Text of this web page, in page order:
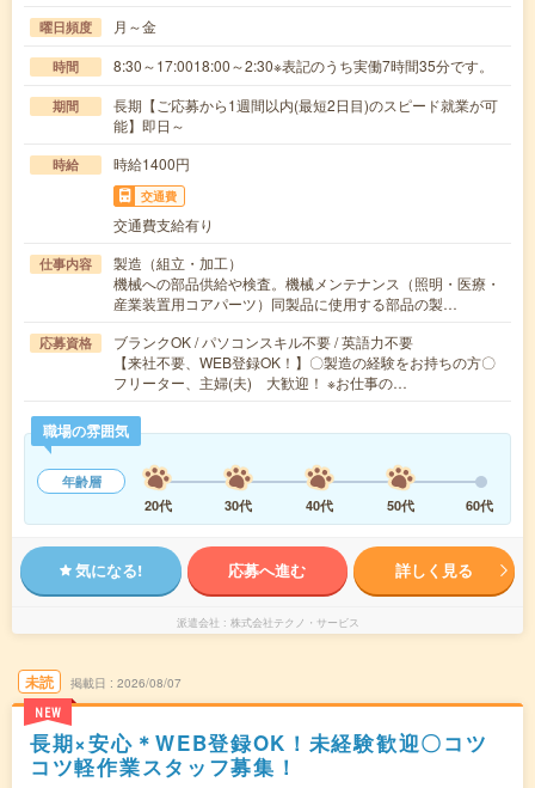
曜日頻度 月～金
時間 8:30～17:0018:00～2:30※表記のうち実働7時間35分です。
期間
長期【ご応募から1週間以内(最短2日目)のスピード就業が可
能】即日～
時給 時給1400円
交通費
交通費支給有り
仕事内容
製造（組立・加工）
機械への部品供給や検査。機械メンテナンス（照明・医療・
産業装置用コアパーツ）同製品に使用する部品の製…
応募資格
ブランクOK / パソコンスキル不要 / 英語力不要
【来社不要、WEB登録OK！】〇製造の経験をお持ちの方〇
フリーター、主婦(夫) 大歓迎！ ※お仕事の…
職場の雰囲気
年齢層
20代
30代 40代 50代 60代
気になる! 応募へ進む 詳しく見る
派遣会社 株式会社テクノ・サービス
未読
NEW
掲載日 2026/08/07
長期×安心＊WEB登録OK！未経験歓迎〇コツ
コツ軽作業スタッフ募集！